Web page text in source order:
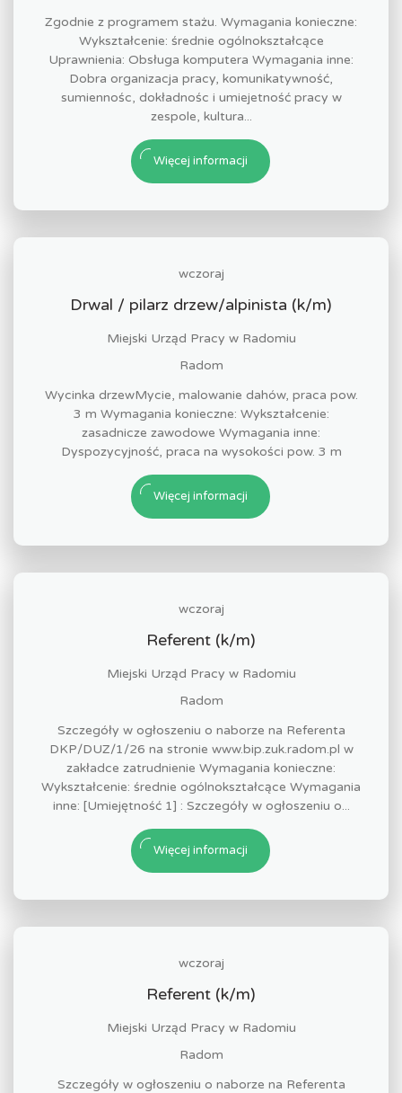
Zgodnie z programem stażu. Wymagania konieczne:
Wykształcenie: średnie ogólnokształcące
Uprawnienia: Obsługa komputera Wymagania inne:
Dobra organizacja pracy, komunikatywność,
sumiennośc, dokładnośc i umiejetność pracy w
zespole, kultura...
Więcej informacji
wczoraj
Drwal / pilarz drzew/alpinista (k/m)
Miejski Urząd Pracy w Radomiu
Radom
Wycinka drzewMycie, malowanie dahów, praca pow.
3 m Wymagania konieczne: Wykształcenie:
zasadnicze zawodowe Wymagania inne:
Dyspozycyjność, praca na wysokości pow. 3 m
Więcej informacji
wczoraj
Referent (k/m)
Miejski Urząd Pracy w Radomiu
Radom
Szczegóły w ogłoszeniu o naborze na Referenta
DKP/DUZ/1/26 na stronie www.bip.zuk.radom.pl w
zakładce zatrudnienie Wymagania konieczne:
Wykształcenie: średnie ogólnokształcące Wymagania
inne: [Umiejętność 1] : Szczegóły w ogłoszeniu o...
Więcej informacji
wczoraj
Referent (k/m)
Miejski Urząd Pracy w Radomiu
Radom
Szczegóły w ogłoszeniu o naborze na Referenta